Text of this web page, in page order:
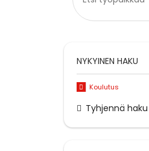
NYKYINEN HAKU
Koulutus
Tyhjennä haku